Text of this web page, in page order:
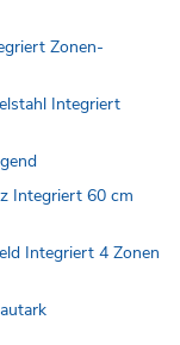
Zonen-
Integriert
Integriert 60 cm
Integriert 4 Zonen